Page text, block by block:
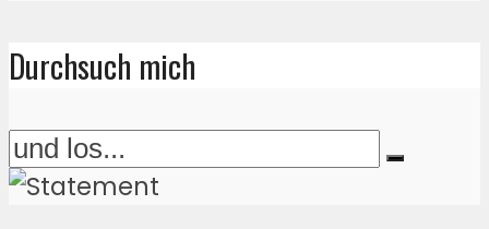
Durchsuch mich